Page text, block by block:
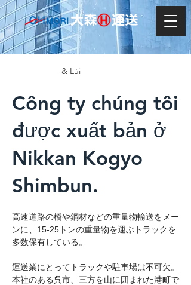
& Lùi
Công ty chúng tôi
được xuất bản ở
Nikkan Kogyo
Shimbun.
高速道路の橋や鋼材などの重量物輸送をメー
ンに、15-25トンの重量物を運ぶトラックを
多数保有している。
運送業にとってトラックや駐車場は不可欠。
本社のある呉市、三方を山に囲まれた港町で